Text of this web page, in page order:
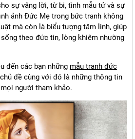
sự vâng lời, từ bi, tình mẫu tử và sự
ảnh Đức Mẹ trong bức tranh không
mà còn là biểu tượng tâm linh, giúp
theo đức tin, lòng khiêm nhường
đến các bạn những mẫu tranh đức
đề cùng với đó là những thông tin
người tham khảo.